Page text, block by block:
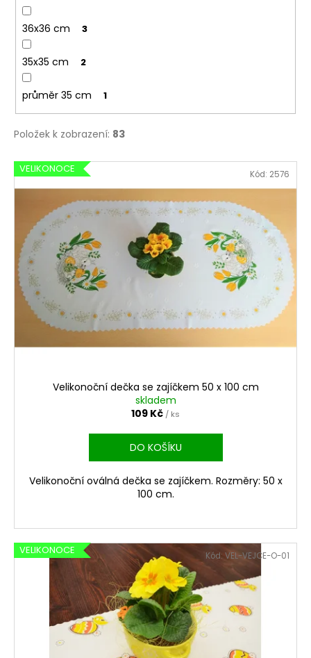
36x36 cm 3
35x35 cm 2
průměr 35 cm 1
Položek k zobrazení: 83
V
ý
s
p
r
o
k
VELIKONOCE
Velikonoční dečka se zajíčkem 50 x 100 cm
skladem
109 Kč / ks
DO KOŠÍKU
Velikonoční oválná dečka se zajíčkem. Rozměry: 50 x
100 cm.
Kód: 2576
VELIKONOCE Kód: VEL-VEJCE-O-01